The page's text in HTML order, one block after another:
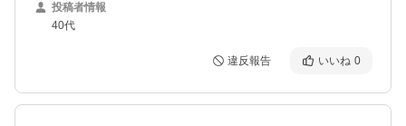
投稿者情報
40代
違反報告 いいね 0